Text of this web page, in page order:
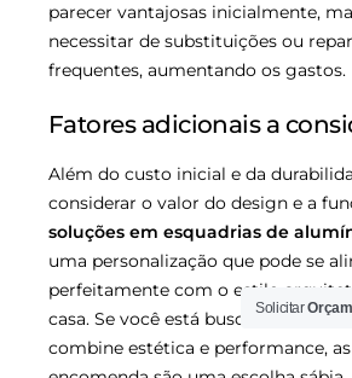
parecer vantajosas inicialmente,
necessitar de substituições ou
frequentes, aumentando os gastos.
Fatores adicionais a
Além do custo inicial e da
considerar o valor do design e a
soluções em esquadrias de
uma personalização que pode se
perfeitamente com o estilo
casa. Se você está buscando um
combine estética e performance,
Solicitar